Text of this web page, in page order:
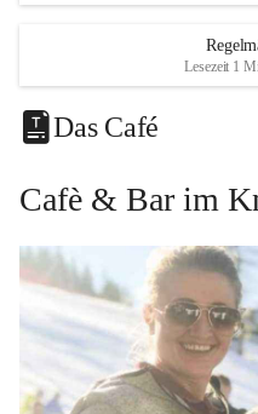
Seminare &
Familienfeiern, Tagungen,
– bei uns finden Sie den
Lassen Sie sich von
Spezialitäten, edlen
verwöhnen.
Fragen oder Anfragen?
Kontaktieren Sie uns gerne
l.kohlmaier@leutschach-
+4334547060223
Lesezeit 1
Das Café
Cafè & Bar im